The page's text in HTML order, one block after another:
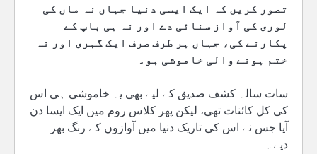
تصور کریں کہ ایک ایسی دنیا جہاں نہ ماں کی
لوری کی آواز سنائی دے اور نہ ہی باپ کے
پکارنے کی، جہاں ہر طرف صرف ایک گہری اور نہ
ختم ہونے والی خاموشی ہو۔
سات سالہ کشف صدیق کے لیے بھی یہ خاموشی ہی اس
کی کل کائنات تھی، لیکن پھر کلاس روم میں ایک ایسا دن
آیا جس نے اس کی تاریک دنیا میں آوازوں کے رنگ بھر
دیے۔